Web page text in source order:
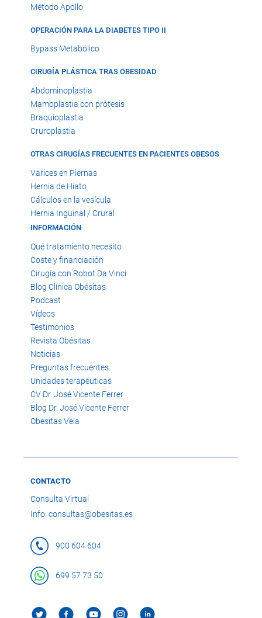
Método Apollo
OPERACIÓN PARA LA DIABETES TIPO II
Bypass Metabólico
CIRUGÍA PLÁSTICA TRAS OBESIDAD
Abdominoplastia
Mamoplastia con prótesis
Braquioplastia
Cruroplastia
OTRAS CIRUGÍAS FRECUENTES EN PACIENTES OBESOS
Varices en Piernas
Hernia de Hiato
Cálculos en la vesícula
Hernia Inguinal / Crural
INFORMACIÓN
Qué tratamiento necesito
Coste y financiación
Cirugía con Robot Da Vinci
Blog Clínica Obésitas
Podcast
Vídeos
Testimonios
Revista Obésitas
Noticias
Preguntas frecuentes
Unidades terapéuticas
CV Dr. José Vicente Ferrer
Blog Dr. José Vicente Ferrer
Obesitas Vela
CONTACTO
Consulta Virtual
Info: consultas@obesitas.es
900 604 604
699 57 73 50